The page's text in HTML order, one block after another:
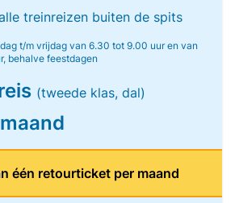
treinreizen buiten de spits
t/m vrijdag van 6.30 tot 9.00 uur en van
behalve feestdagen
(tweede klas, dal)
één retourticket per maand